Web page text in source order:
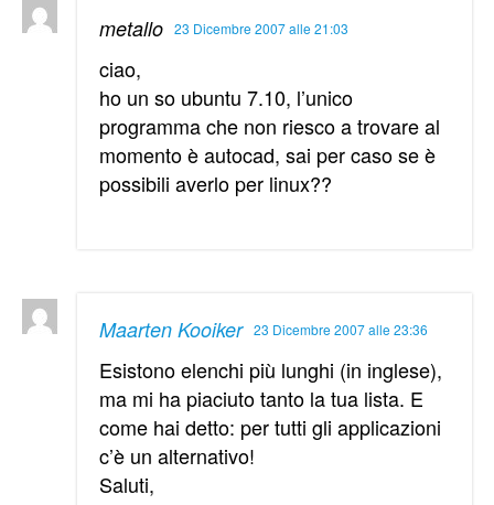
metallo 23 Dicembre 2007 alle 21:03
ciao,
ho un so ubuntu 7.10, l’unico
programma che non riesco a trovare al
momento è autocad, sai per caso se è
possibili averlo per linux??
Maarten Kooiker 23 Dicembre 2007 alle 23:36
Esistono elenchi più lunghi (in inglese),
ma mi ha piaciuto tanto la tua lista. E
come hai detto: per tutti gli applicazioni
c’è un alternativo!
Saluti,